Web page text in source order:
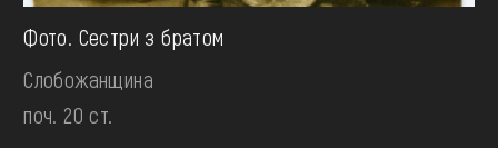
Фото. Сестри з братом
Слобожанщина
поч. 20 ст.